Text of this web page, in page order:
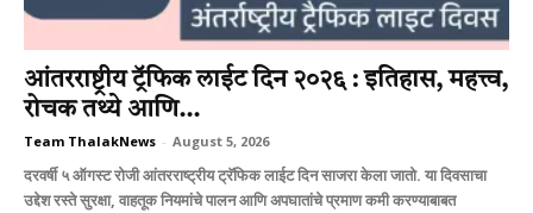
आंतरराष्ट्रीय ट्रॅफिक लाईट दिन २०२६ : इतिहास, महत्त्व,
रोचक तथ्ये आणि...
Team ThalakNews - August 5, 2026
दरवर्षी ५ ऑगस्ट रोजी आंतरराष्ट्रीय ट्रॅफिक लाईट दिन साजरा केला जातो. या दिवसाचा
उद्देश रस्ते सुरक्षा, वाहतूक नियमांचे पालन आणि अपघातांचे प्रमाण कमी करण्याबाबत